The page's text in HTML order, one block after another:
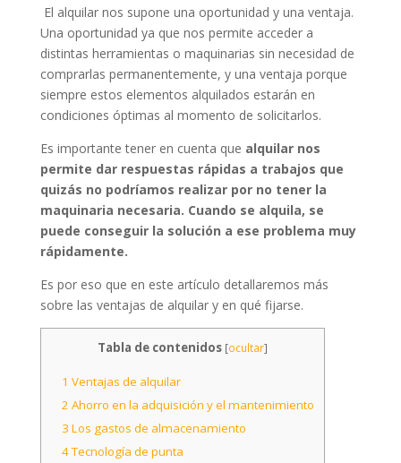
El alquilar nos supone una oportunidad y una ventaja.
Una oportunidad ya que nos permite acceder a
distintas herramientas o maquinarias sin necesidad de
comprarlas permanentemente, y una ventaja porque
siempre estos elementos alquilados estarán en
condiciones óptimas al momento de solicitarlos.
Es importante tener en cuenta que alquilar nos
permite dar respuestas rápidas a trabajos que
quizás no podríamos realizar por no tener la
maquinaria necesaria. Cuando se alquila, se
puede conseguir la solución a ese problema muy
rápidamente.
Es por eso que en este artículo detallaremos más
sobre las ventajas de alquilar y en qué fijarse.
Tabla de contenidos [ocultar]
1 Ventajas de alquilar
2 Ahorro en la adquisición y el mantenimiento
3 Los gastos de almacenamiento
4Tecnología de punta